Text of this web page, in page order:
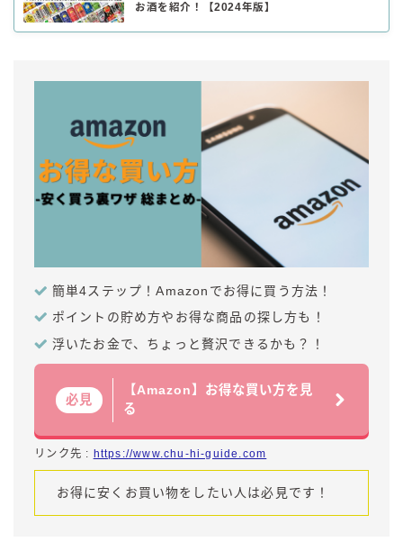
お酒を紹介！【2024年版】
簡単4ステップ！Amazonでお得に買う方法！
ポイントの貯め方やお得な商品の探し方も！
浮いたお金で、ちょっと贅沢できるかも？！
必見
【Amazon】お得な買い方を見
る
リンク先 : https://www.chu-hi-guide.com
お得に安くお買い物をしたい人は必見です！